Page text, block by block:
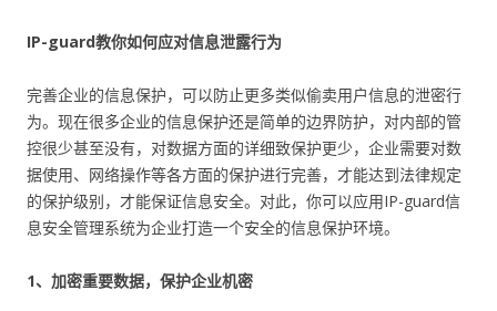
IP-guard教你如何应对信息泄露行为
完善企业的信息保护，可以防止更多类似偷卖用户信息的泄密行
为。现在很多企业的信息保护还是简单的边界防护，对内部的管
控很少甚至没有，对数据方面的详细致保护更少，企业需要对数
据使用、网络操作等各方面的保护进行完善，才能达到法律规定
的保护级别，才能保证信息安全。对此，你可以应用IP-guard信
息安全管理系统为企业打造一个安全的信息保护环境。
1、加密重要数据，保护企业机密